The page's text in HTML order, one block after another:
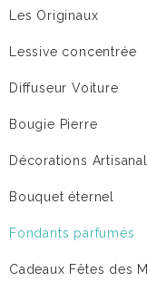
Les Originaux
Lessive concentrée
Diffuseur Voiture
Bougie Pierre
Décorations
Bouquet éternel
Fondants parfumés
Cadeaux Fêtes des